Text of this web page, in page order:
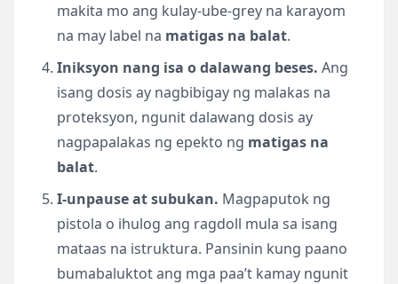
makita mo ang kulay-ube-grey na karayom
na may label na matigas na balat.
Iniksyon nang isa o dalawang beses. Ang
isang dosis ay nagbibigay ng malakas na
proteksyon, ngunit dalawang dosis ay
nagpapalakas ng epekto ng matigas na
balat.
I-unpause at subukan. Magpaputok ng
pistola o ihulog ang ragdoll mula sa isang
mataas na istruktura. Pansinin kung paano
bumabaluktot ang mga paa’t kamay ngunit